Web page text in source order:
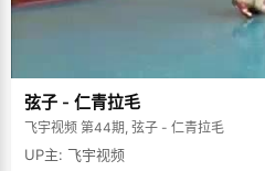
弦子 - 仁青拉毛
飞宇视频 第44期, 弦子 - 仁青拉毛
UP主: 飞宇视频